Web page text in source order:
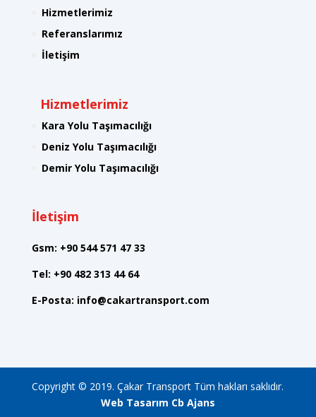
Hizmetlerimiz
Referanslarımız
İletişim
Hizmetlerimiz
Kara Yolu Taşımacılığı
Deniz Yolu Taşımacılığı
Demir Yolu Taşımacılığı
İletişim
Gsm: +90 544 571 47 33
Tel: +90 482 313 44 64
E-Posta: info@cakartransport.com
Copyright © 2019. Çakar Transport Tüm hakları saklıdır.
Web Tasarım Cb Ajans